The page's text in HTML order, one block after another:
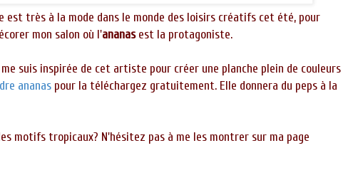
est très à la mode dans le monde des loisirs créatifs cet été, pour
mon salon où l'ananasest la protagoniste.
me suis inspirée de cet artiste pour créer une planche plein de couleurs
ananas pour la téléchargez gratuitement. Elle donnera du peps à la
motifs tropicaux? N'hésitez pas à me les montrer sur ma page